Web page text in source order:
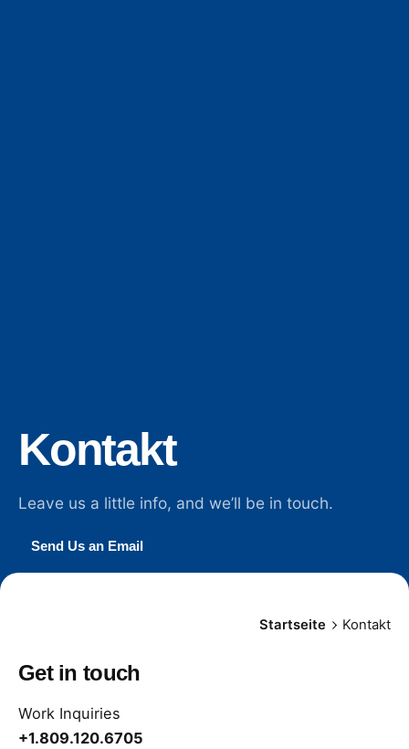
Kontakt
Leave us a little info, and we’ll be in touch.
Send Us an Email
Startseite Kontakt
Get in touch
Work Inquiries
+1.809.120.6705